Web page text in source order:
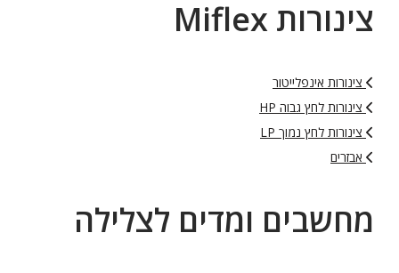
צינורות Miflex
צינורות אינפלייטור
צינורות לחץ גבוה HP
צינורות לחץ נמוך LP
אבזרים
מחשבים ומדים לצלילה